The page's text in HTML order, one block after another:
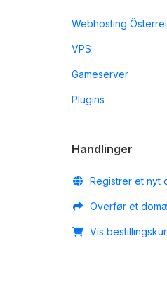
Webhosting
VPS
Gameserver
Plugins
Handlinger
Registrer et nyt
Overfør et
Vis